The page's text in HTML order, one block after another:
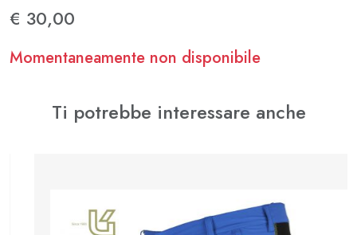
€ 30,00
Momentaneamente non disponibile
Ti potrebbe interessare anche